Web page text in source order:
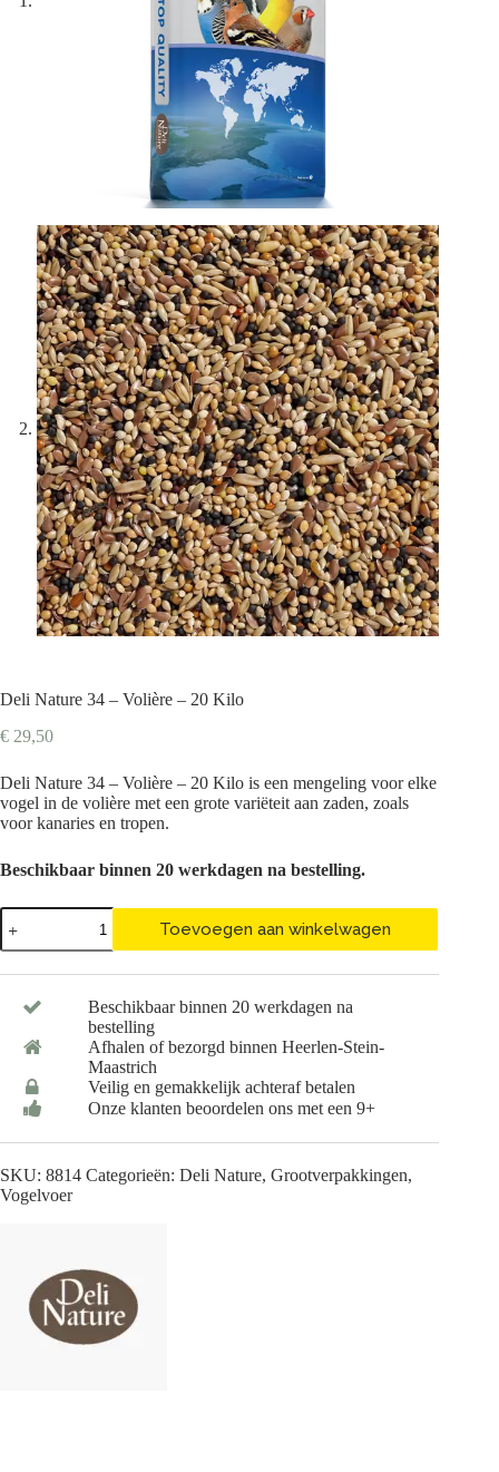
Deli Nature 34 – Volière – 20 Kilo
€ 29,50
Deli Nature 34 – Volière – 20 Kilo is een mengeling voor elke
vogel in de volière met een grote variëteit aan zaden, zoals
voor kanaries en tropen.
Beschikbaar binnen 20 werkdagen na bestelling.
Deli
Nature
34
-
Kilo
Toevoegen aan winkelwagen
Beschikbaar binnen 20 werkdagen na
bestelling
Afhalen of bezorgd binnen Heerlen-Stein-
Maastrich
Veilig en gemakkelijk achteraf betalen
Onze klanten beoordelen ons met een 9+
SKU: 8814 Categorieën: Deli Nature, Grootverpakkingen,
Vogelvoer